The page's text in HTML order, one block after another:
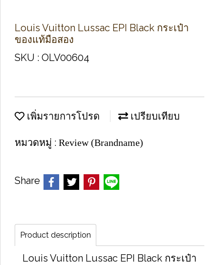
Louis Vuitton Lussac EPI Black กระเป๋า
ของแท้มือสอง
SKU : OLV00604
เพิ่มรายการโปรด เปรียบเทียบ
หมวดหมู่ : Review (Brandname)
Share
Product description
Louis Vuitton Lussac EPI Black กระเป๋า